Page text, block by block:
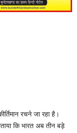
रचने जा रहा है।
कि भारत अब तीन बड़े